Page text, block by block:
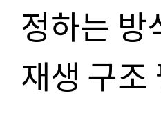
정하는 방
재생 구조